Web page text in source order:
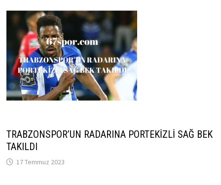
TRABZONSPOR’UN RADARINA PORTEKİZLİ SAĞ BEK
TAKILDI
17 Temmuz 2023